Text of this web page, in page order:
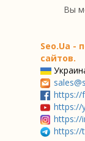
Вы
Seo.Ua -
сайтов.
https://
https://
https://
https://